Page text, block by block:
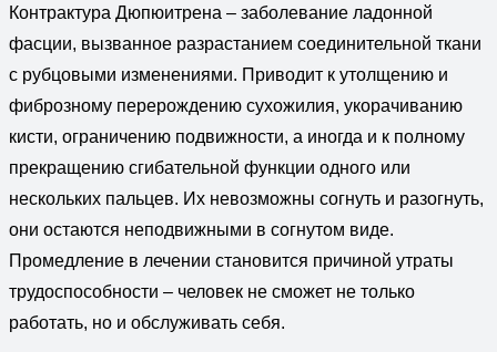
Контрактура Дюпюитрена – заболевание ладонной
фасции, вызванное разрастанием соединительной ткани
с рубцовыми изменениями. Приводит к утолщению и
фиброзному перерождению сухожилия, укорачиванию
кисти, ограничению подвижности, а иногда и к полному
прекращению сгибательной функции одного или
нескольких пальцев. Их невозможны согнуть и разогнуть,
они остаются неподвижными в согнутом виде.
Промедление в лечении становится причиной утраты
трудоспособности – человек не сможет не только
работать, но и обслуживать себя.